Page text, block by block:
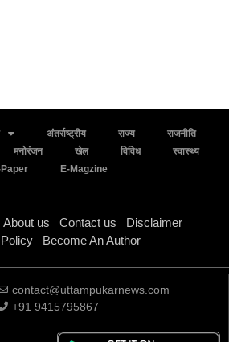
अंतर्राष्ट्रीय राज्य
राजनीति
मनोरंजन खेल विविध
स्वास्थ्य
Paper
E-Magzine
About us Contact us
Disclaimer
Become An Author
contact@uttampukarnews.com
+91 9415795867